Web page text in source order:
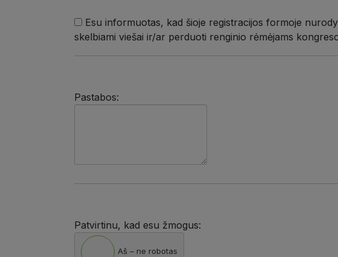
Esu informuotas, kad šioje registracijos formoje
skelbiami viešai ir/ar perduoti renginio rėmėjams
Pastabos:
Patvirtinu, kad esu žmogus:
Aš – ne robotas